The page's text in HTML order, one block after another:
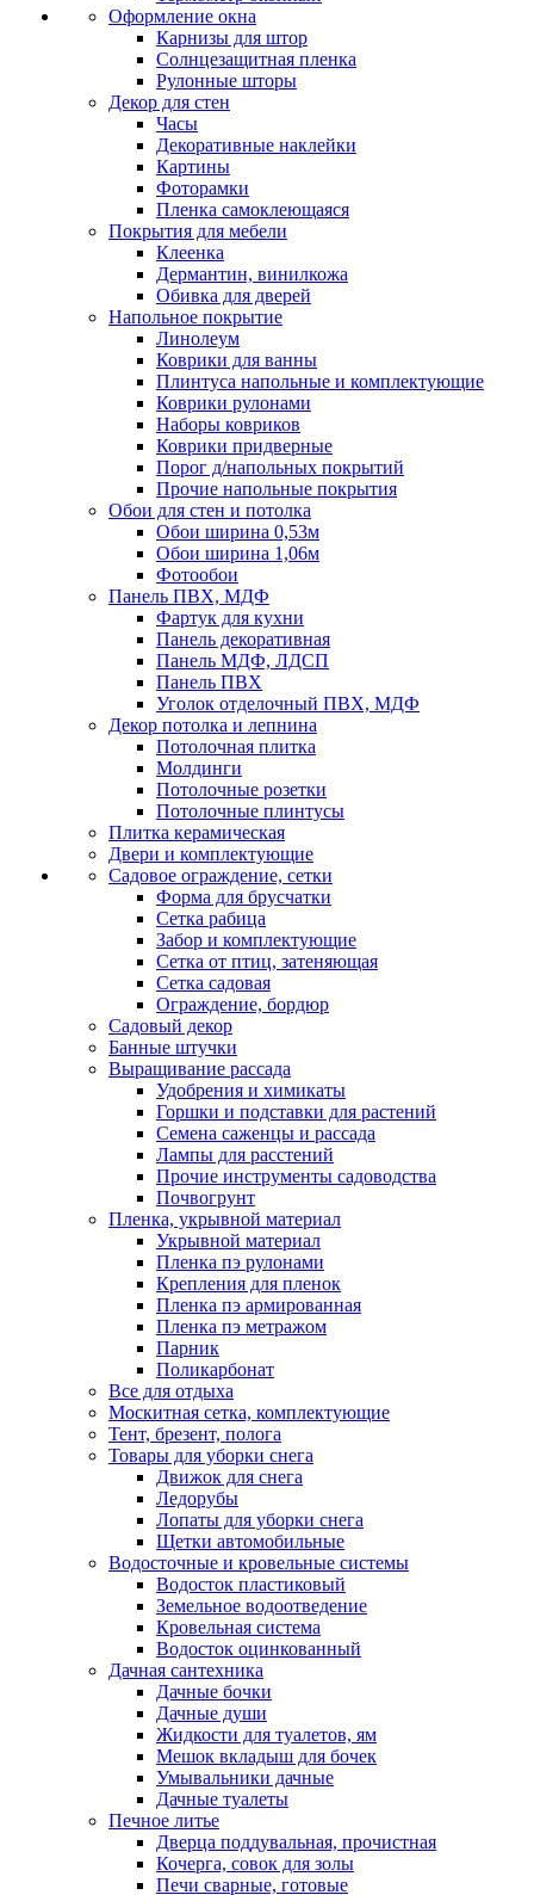
Оформление окна
Карнизы для штор
Солнцезащитная пленка
Рулонные шторы
Декор для стен
Часы
Декоративные наклейки
Картины
Фоторамки
Пленка самоклеющаяся
Покрытия для мебели
Клеенка
Дермантин, винилкожа
Обивка для дверей
Напольное покрытие
Линолеум
Коврики для ванны
Плинтуса напольные и комплектующие
Коврики рулонами
Наборы ковриков
Коврики придверные
Порог д/напольных покрытий
Прочие напольные покрытия
Обои для стен и потолка
Обои ширина 0,53м
Обои ширина 1,06м
Фотообои
Панель ПВХ, МДФ
Фартук для кухни
Панель декоративная
Панель МДФ, ЛДСП
Панель ПВХ
Уголок отделочный ПВХ, МДФ
Декор потолка и лепнина
Потолочная плитка
Молдинги
Потолочные розетки
Потолочные плинтусы
Плитка керамическая
Двери и комплектующие
Садовое ограждение, сетки
Форма для брусчатки
Сетка рабица
Забор и комплектующие
Сетка от птиц, затеняющая
Сетка садовая
Ограждение, бордюр
Садовый декор
Банные штучки
Выращивание рассада
Удобрения и химикаты
Горшки и подставки для растений
Семена саженцы и рассада
Лампы для расстений
Прочие инструменты садоводства
Почвогрунт
Пленка, укрывной материал
Укрывной материал
Пленка пэ рулонами
Крепления для пленок
Пленка пэ армированная
Пленка пэ метражом
Парник
Поликарбонат
Все для отдыха
Москитная сетка, комплектующие
Тент, брезент, полога
Товары для уборки снега
Движок для снега
Ледорубы
Лопаты для уборки снега
Щетки автомобильные
Водосточные и кровельные системы
Водосток пластиковый
Земельное водоотведение
Кровельная система
Водосток оцинкованный
Дачная сантехника
Дачные бочки
Дачные души
Жидкости для туалетов, ям
Мешок вкладыш для бочек
Умывальники дачные
Дачные туалеты
Печное литье
Дверца поддувальная, прочистная
Кочерга, совок для золы
Печи сварные, готовые